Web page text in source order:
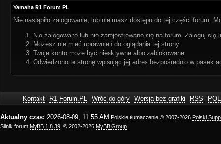
Yamaha R1 Forum PL
Nie nastąpiło zalogowanie, lub nie masz dostępu do tej części forum.
Nie zalogowano lub nie zarejestrowano się na forum. Zaloguj się
Możesz nie mieć uprawnień do oglądania tej strony.
Twoje konto może być nieaktywne albo zablokowane.
Odwiedzono tę stronę wpisując jej adres bezpośrednio w pasek
Kontakt R1-Forum.PL Wróć do góry Wersja bez grafiki RSS
Aktualny czas: 2026-08-09, 11:55 AM Polskie tłumaczenie © 2007-2026 Polski
Silnik forum MyBB 1.8.39 , © 2002-2026 MyBB Group